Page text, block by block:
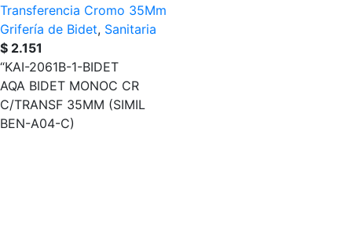
Transferencia Cromo 35Mm
Grifería de Bidet, Sanitaria
$ 2.151
“KAI-2061B-1-BIDET
AQA BIDET MONOC CR
C/TRANSF 35MM (SIMIL
BEN-A04-C)